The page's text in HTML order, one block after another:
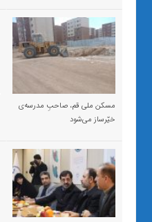
مسکن ملی قم، صاحبِ مدرسه‌ی
خیّرساز می‌شود